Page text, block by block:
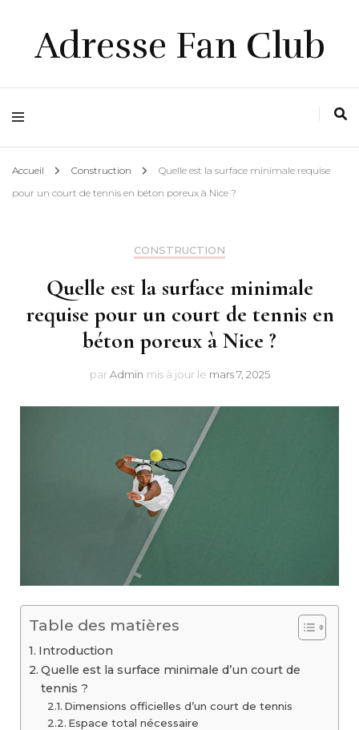
Adresse Fan Club
Accueil Construction
Quelle est la surface minimale requise
pour un court de tennis en béton poreux à Nice ?
CONSTRUCTION
Quelle est la surface minimale
requise pour un court de tennis en
béton poreux à Nice ?
par Admin mis à jour le mars 7, 2025
Table des matières
Introduction
Quelle est la surface minimale d’un court de
tennis ?
Dimensions officielles d’un court de tennis
Espace total nécessaire